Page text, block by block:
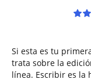
Si esta es tu
trata sobre la
línea. Escribir es la